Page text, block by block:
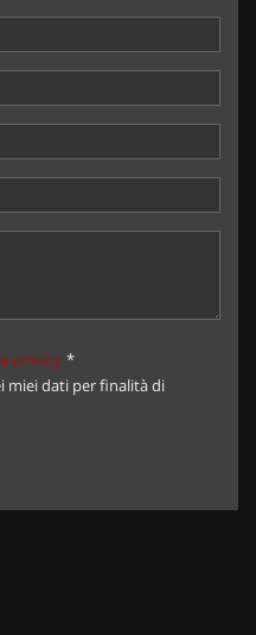
privacy*
miei dati per finalità di